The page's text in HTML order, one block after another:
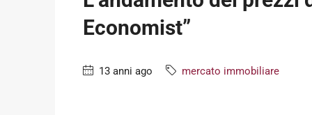
Economist”
13 anni ago mercato immobiliare